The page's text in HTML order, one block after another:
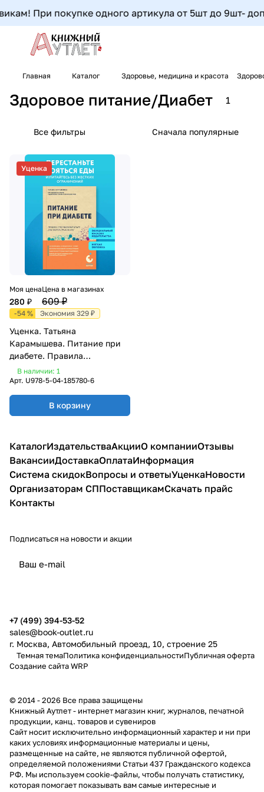
При покупке одного артикула от 5шт до 9шт-
Главная Каталог Здоровье, медицина и красота
Здоровое питание/Диабет 1
Все фильтры Сначала популярные
Уценка
Моя цена
280 ₽
Цена в магазинах
609 ₽
-54 % Экономия 329 ₽
Уценка. Татьяна
Карамышева. Питание при
диабете. Правила
составления меню для
контроля болезни
В наличии: 1
Арт. U978-5-04-185780-6
В корзину
КаталогИздательстваАкцииО компанииОтзывы
ВакансииДоставкаОплатаИнформация
Система скидокВопросы и ответыУценкаНовости
Организаторам СППоставщикамСкачать прайс
Контакты
Подписаться на новости и акции
+7 (499) 394-53-52
sales@book-outlet.ru
г. Москва, Автомобильный проезд, 10, строение 25
Темная темаПолитика конфиденциальностиПубличная оферта
Создание сайтаWRP
© 2014 - 2026 Все права защищены
Книжный Аутлет - интернет магазин книг, журналов, печатной
продукции, канц. товаров и сувениров
Cайт носит исключительно информационный характер и ни при
каких условиях информационные материалы и цены,
размещенные на сайте, не являются публичной офертой,
определяемой положениями Статьи 437 Гражданского кодекса
РФ. Мы используем cookie-файлы, чтобы получать статистику,
которая помогает показывать вам самые интересные и